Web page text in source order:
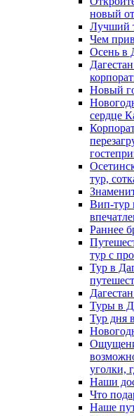
новый
Лучший
Чем
Осень в
Новый
сердце
тур,
Вип-тур
Раннее
тур с
Тур в
Туры в
Тур дня
уголки,
Наши
Что
Наше